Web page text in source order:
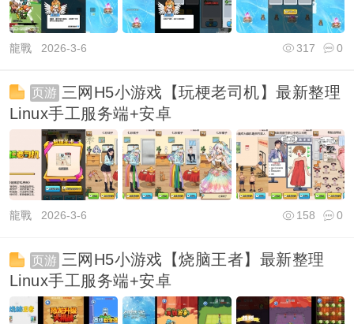
龍戰2026-3-6 0
317
页游 三网H5小游戏【玩梗老司机】最新整理
Linux手工服务端+安卓
龍戰2026-3-6 0
158
页游 三网H5小游戏【烧脑王者】最新整理
Linux手工服务端+安卓